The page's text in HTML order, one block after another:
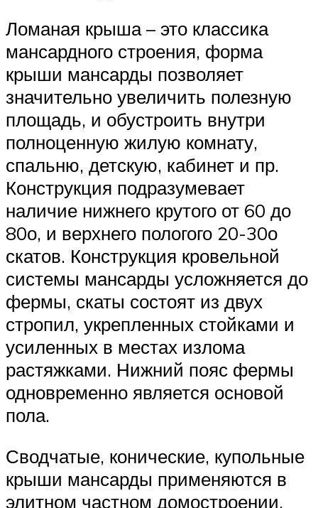
Ломаная крыша – это классика
мансардного строения, форма
крыши мансарды позволяет
значительно увеличить полезную
площадь, и обустроить внутри
полноценную жилую комнату,
спальню, детскую, кабинет и пр.
Конструкция подразумевает
наличие нижнего крутого от 60 до
80о, и верхнего пологого 20-30о
скатов. Конструкция кровельной
системы мансарды усложняется до
фермы, скаты состоят из двух
стропил, укрепленных стойками и
усиленных в местах излома
растяжками. Нижний пояс фермы
одновременно является основой
пола.
Сводчатые, конические, купольные
крыши мансарды применяются в
элитном частном домостроении,